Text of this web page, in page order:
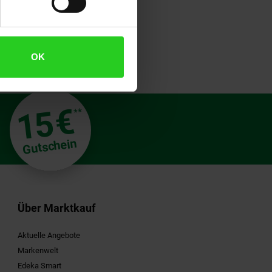
OK
15€**
Gutschein
Über Marktkauf
Aktuelle Angebote
Markenwelt
Edeka Smart